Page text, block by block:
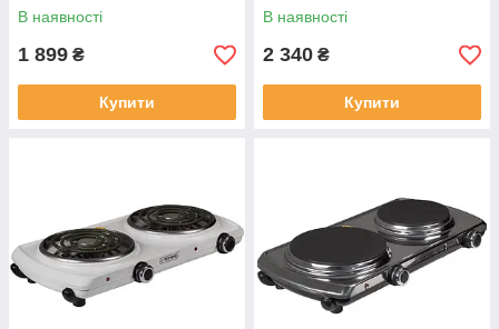
В наявності
1 899 ₴
Купити
В наявності
2 340 ₴
Купити